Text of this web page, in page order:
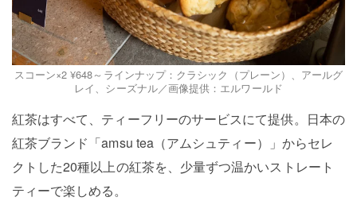
スコーン×2 ¥648～ラインナップ：クラシック（プレーン）、アールグ
レイ、シーズナル／画像提供：エルワールド
紅茶はすべて、ティーフリーのサービスにて提供。日本の
紅茶ブランド「amsu tea（アムシュティー）」からセレ
クトした20種以上の紅茶を、少量ずつ温かいストレート
ティーで楽しめる。